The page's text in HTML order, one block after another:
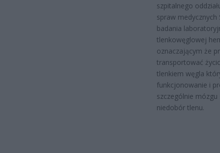
szpitalnego
spraw
badania
tlenkowęglowej
oznaczającym że
transportować
tlenkiem węgla
funkcjonowanie i
szczególnie
niedobór tlenu.